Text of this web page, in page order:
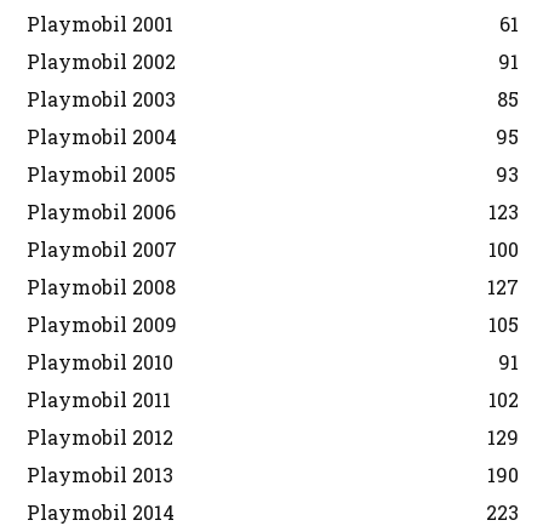
Playmobil 2001
61
Playmobil 2002
91
Playmobil 2003
85
Playmobil 2004
95
Playmobil 2005
93
Playmobil 2006
123
Playmobil 2007
100
Playmobil 2008
127
Playmobil 2009
105
Playmobil 2010
91
Playmobil 2011
102
Playmobil 2012
129
Playmobil 2013
190
Playmobil 2014
223